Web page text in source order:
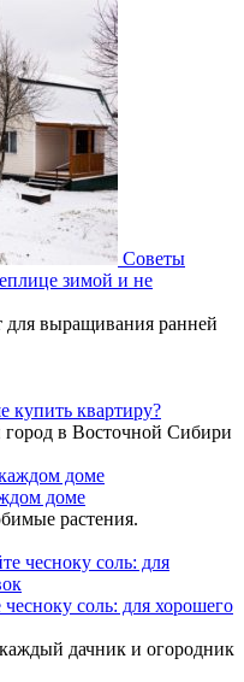
Советы
зимой и не
для выращивания ранней
купить квартиру?
в Восточной Сибири
доме
растения.
соль: для хорошего
дачник и огородник